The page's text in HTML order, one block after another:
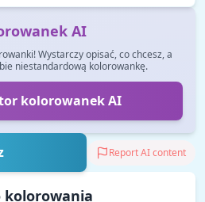
AI
Wystarczy opisać, co chcesz, a
niestandardową kolorowankę.
kolorowanek AI
Report AI content
kolorowania